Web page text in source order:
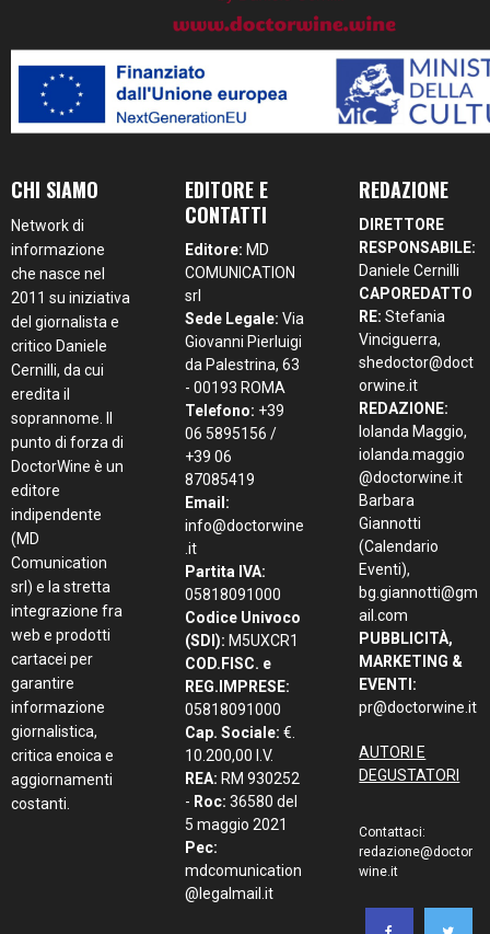
CHI SIAMO
Network di
informazione
che nasce nel
2011 su iniziativa
del giornalista e
critico Daniele
Cernilli, da cui
eredita il
soprannome. Il
punto di forza di
DoctorWine è un
editore
indipendente
(MD
Comunication
srl) e la stretta
integrazione fra
web e prodotti
cartacei per
garantire
informazione
giornalistica,
critica enoica e
aggiornamenti
costanti.
EDITORE E
CONTATTI
Editore: MD
COMUNICATION
srl
Sede Legale: Via
Giovanni Pierluigi
da Palestrina, 63
- 00193 ROMA
Telefono: +39
06 5895156 /
+39 06
87085419
Email:
info@doctorwine
.it
Partita IVA:
05818091000
Codice Univoco
(SDI): M5UXCR1
COD.FISC. e
REG.IMPRESE:
05818091000
Cap. Sociale: €.
10.200,00 I.V.
REA: RM 930252
- Roc: 36580 del
5 maggio 2021
Pec:
mdcomunication
@legalmail.it
REDAZIONE
DIRETTORE
RESPONSABILE:
Daniele Cernilli
CAPOREDATTO
RE: Stefania
Vinciguerra,
shedoctor@doct
orwine.it
REDAZIONE:
Iolanda Maggio,
iolanda.maggio
@doctorwine.it
Barbara
Giannotti
(Calendario
Eventi),
bg.giannotti@gm
ail.com
PUBBLICITÀ,
MARKETING &
EVENTI:
pr@doctorwine.it
AUTORI E
DEGUSTATORI
Contattaci:
redazione@doctor
wine.it